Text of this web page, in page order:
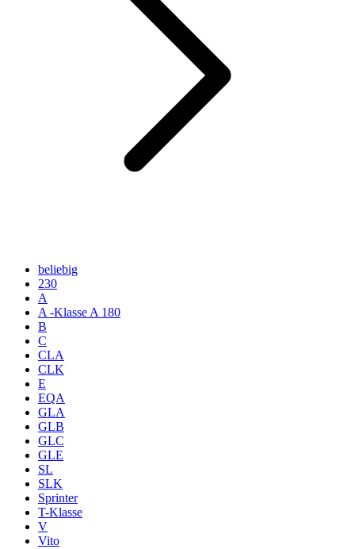
beliebig
230
A
A -Klasse A 180
B
C
CLA
CLK
E
EQA
GLA
GLB
GLC
GLE
SL
SLK
Sprinter
T-Klasse
V
Vito